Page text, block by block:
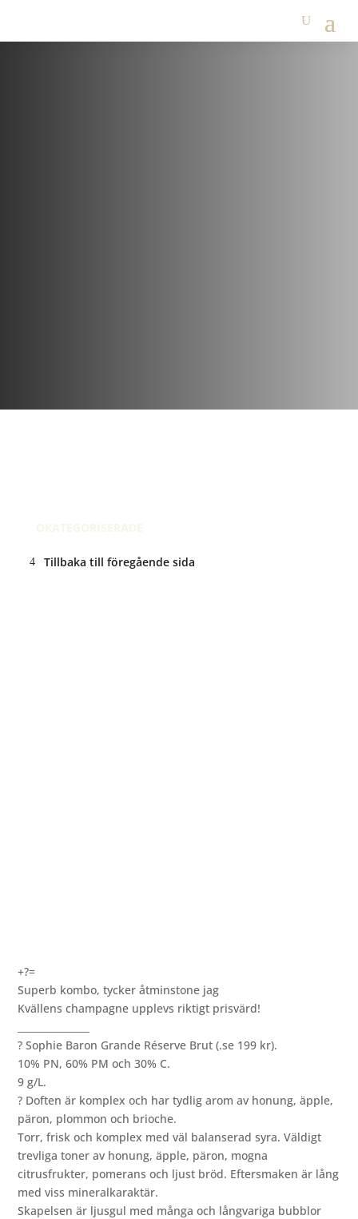
OKATEGORISERADE
Tillbaka till föregående sida
+?=️
Superb kombo, tycker åtminstone jag
Kvällens champagne upplevs riktigt prisvärd!
? Sophie Baron Grande Réserve Brut (.se 199 kr).
10% PN, 60% PM och 30% C.
9 g/L.
? Doften är komplex och har tydlig arom av honung, äpple,
päron, plommon och brioche.
Torr, frisk och komplex med väl balanserad syra. Väldigt
trevliga toner av honung, äpple, päron, mogna
citrusfrukter, pomerans och ljust bröd. Eftersmaken är lång
med viss mineralkaraktär.
Skapelsen är ljusgul med många och långvariga bubblor